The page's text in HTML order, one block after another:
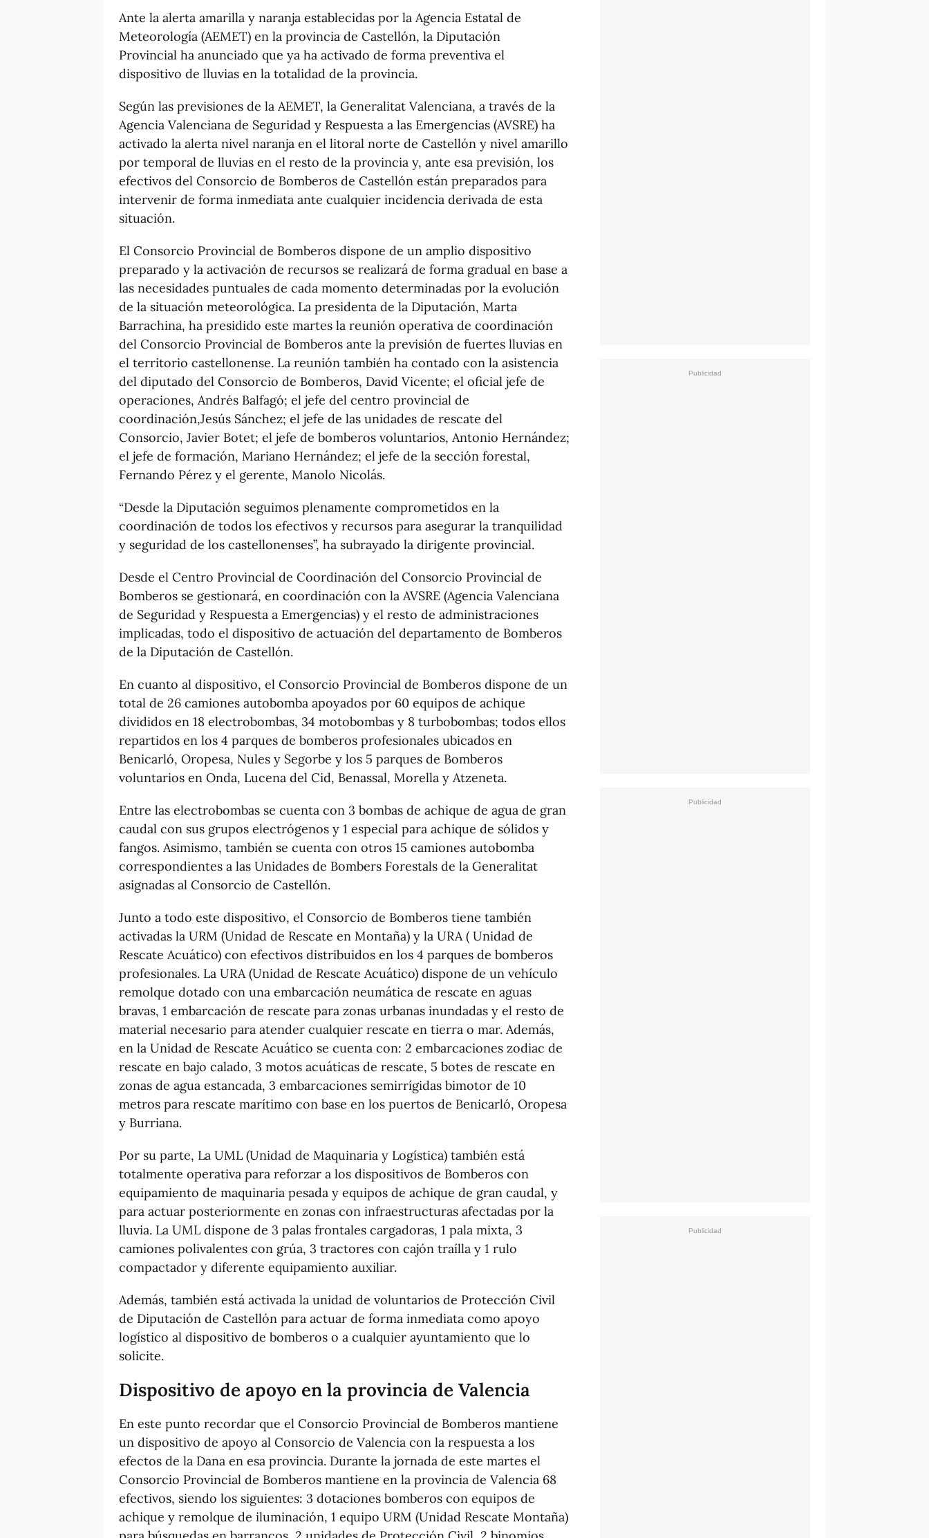
Ante la alerta amarilla y naranja establecidas por la Agencia Estatal de
Meteorología (AEMET) en la provincia de Castellón, la Diputación
Provincial ha anunciado que ya ha activado de forma preventiva el
dispositivo de lluvias en la totalidad de la provincia.
Según las previsiones de la AEMET, la Generalitat Valenciana, a través de la
Agencia Valenciana de Seguridad y Respuesta a las Emergencias (AVSRE) ha
activado la alerta nivel naranja en el litoral norte de Castellón y nivel amarillo
por temporal de lluvias en el resto de la provincia y, ante esa previsión, los
efectivos del Consorcio de Bomberos de Castellón están preparados para
intervenir de forma inmediata ante cualquier incidencia derivada de esta
situación.
El Consorcio Provincial de Bomberos dispone de un amplio dispositivo
preparado y la activación de recursos se realizará de forma gradual en base a
las necesidades puntuales de cada momento determinadas por la evolución
de la situación meteorológica. La presidenta de la Diputación, Marta
Barrachina, ha presidido este martes la reunión operativa de coordinación
del Consorcio Provincial de Bomberos ante la previsión de fuertes lluvias en
el territorio castellonense. La reunión también ha contado con la asistencia
del diputado del Consorcio de Bomberos, David Vicente; el oficial jefe de
operaciones, Andrés Balfagó; el jefe del centro provincial de
coordinación,Jesús Sánchez; el jefe de las unidades de rescate del
Consorcio, Javier Botet; el jefe de bomberos voluntarios, Antonio Hernández;
el jefe de formación, Mariano Hernández; el jefe de la sección forestal,
Fernando Pérez y el gerente, Manolo Nicolás.
“Desde la Diputación seguimos plenamente comprometidos en la
coordinación de todos los efectivos y recursos para asegurar la tranquilidad
y seguridad de los castellonenses”, ha subrayado la dirigente provincial.
Desde el Centro Provincial de Coordinación del Consorcio Provincial de
Bomberos se gestionará, en coordinación con la AVSRE (Agencia Valenciana
de Seguridad y Respuesta a Emergencias) y el resto de administraciones
implicadas, todo el dispositivo de actuación del departamento de Bomberos
de la Diputación de Castellón.
En cuanto al dispositivo, el Consorcio Provincial de Bomberos dispone de un
total de 26 camiones autobomba apoyados por 60 equipos de achique
divididos en 18 electrobombas, 34 motobombas y 8 turbobombas; todos ellos
repartidos en los 4 parques de bomberos profesionales ubicados en
Benicarló, Oropesa, Nules y Segorbe y los 5 parques de Bomberos
voluntarios en Onda, Lucena del Cid, Benassal, Morella y Atzeneta.
Entre las electrobombas se cuenta con 3 bombas de achique de agua de gran
caudal con sus grupos electrógenos y 1 especial para achique de sólidos y
fangos. Asimismo, también se cuenta con otros 15 camiones autobomba
correspondientes a las Unidades de Bombers Forestals de la Generalitat
asignadas al Consorcio de Castellón.
Junto a todo este dispositivo, el Consorcio de Bomberos tiene también
activadas la URM (Unidad de Rescate en Montaña) y la URA ( Unidad de
Rescate Acuático) con efectivos distribuidos en los 4 parques de bomberos
profesionales. La URA (Unidad de Rescate Acuático) dispone de un vehículo
remolque dotado con una embarcación neumática de rescate en aguas
bravas, 1 embarcación de rescate para zonas urbanas inundadas y el resto de
material necesario para atender cualquier rescate en tierra o mar. Además,
en la Unidad de Rescate Acuático se cuenta con: 2 embarcaciones zodiac de
rescate en bajo calado, 3 motos acuáticas de rescate, 5 botes de rescate en
zonas de agua estancada, 3 embarcaciones semirrígidas bimotor de 10
metros para rescate marítimo con base en los puertos de Benicarló, Oropesa
y Burriana.
Por su parte, La UML (Unidad de Maquinaria y Logística) también está
totalmente operativa para reforzar a los dispositivos de Bomberos con
equipamiento de maquinaria pesada y equipos de achique de gran caudal, y
para actuar posteriormente en zonas con infraestructuras afectadas por la
lluvia. La UML dispone de 3 palas frontales cargadoras, 1 pala mixta, 3
camiones polivalentes con grúa, 3 tractores con cajón traílla y 1 rulo
compactador y diferente equipamiento auxiliar.
Además, también está activada la unidad de voluntarios de Protección Civil
de Diputación de Castellón para actuar de forma inmediata como apoyo
logístico al dispositivo de bomberos o a cualquier ayuntamiento que lo
solicite.
Dispositivo de apoyo en la provincia de Valencia
En este punto recordar que el Consorcio Provincial de Bomberos mantiene
un dispositivo de apoyo al Consorcio de Valencia con la respuesta a los
efectos de la Dana en esa provincia. Durante la jornada de este martes el
Consorcio Provincial de Bomberos mantiene en la provincia de Valencia 68
efectivos, siendo los siguientes: 3 dotaciones bomberos con equipos de
achique y remolque de iluminación, 1 equipo URM (Unidad Rescate Montaña)